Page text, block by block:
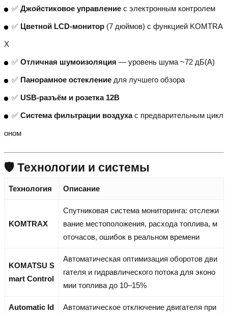
✅ Джойстиковое управление с электронным контролем
✅ Цветной LCD-монитор (7 дюймов) с функцией KOMTRA
X
✅ Отличная шумоизоляция — уровень шума ~72 дБ(A)
✅ Панорамное остекление для лучшего обзора
✅ USB-разъём и розетка 12В
✅ Система фильтрации воздухас предварительным цикл
оном
🛡 Технологии и системы
Технология Описание
KOMTRAX
Спутниковая система мониторинга: отслежи
вание местоположения, расхода топлива, м
оточасов, ошибок в реальном времени
KOMATSU S
mart Control
Автоматическая оптимизация оборотов дви
гателя и гидравлического потока для эконо
мии топлива до 10–15%
Automatic Id
Автоматическое отключение двигателя при